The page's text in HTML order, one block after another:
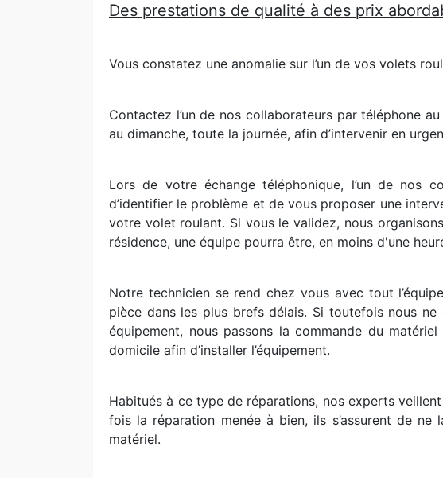
Des prestations de qualité à des prix
Vous constatez une anomalie sur l’un de vos volets
Contactez l’un de nos collaborateurs par téléphone
au dimanche, toute la journée, afin d’intervenir en
Lors de votre échange téléphonique, l’un de nos
d’identifier le problème et de vous proposer une
votre volet roulant. Si vous le validez, nous
résidence, une équipe pourra être, en moins d'une
Notre technicien se rend chez vous avec tout
pièce dans les plus brefs délais. Si toutefois nous
équipement, nous passons la commande du
domicile afin d’installer l’équipement.
Habitués à ce type de réparations, nos experts
fois la réparation menée à bien, ils s’assurent de
matériel.